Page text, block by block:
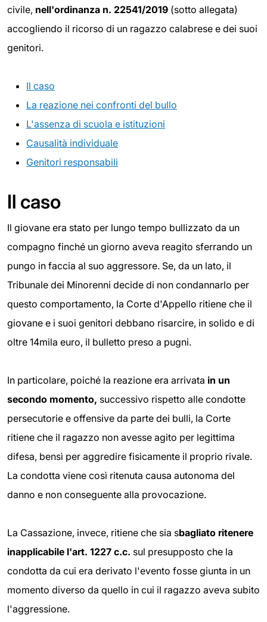
civile, nell'ordinanza n. 22541/2019 (sotto allegata)
accogliendo il ricorso di un ragazzo calabrese e dei suoi
genitori.
Il caso
La reazione nei confronti del bullo
L'assenza di scuola e istituzioni
Causalità individuale
Genitori responsabili
Il caso
Il giovane era stato per lungo tempo bullizzato da un
compagno finché un giorno aveva reagito sferrando un
pungo in faccia al suo aggressore. Se, da un lato, il
Tribunale dei Minorenni decide di non condannarlo per
questo comportamento, la Corte d'Appello ritiene che il
giovane e i suoi genitori debbano risarcire, in solido e di
oltre 14mila euro, il bulletto preso a pugni.
In particolare, poiché la reazione era arrivata in un
secondo momento, successivo rispetto alle condotte
persecutorie e offensive da parte dei bulli, la Corte
ritiene che il ragazzo non avesse agito per legittima
difesa, bensì per aggredire fisicamente il proprio rivale.
La condotta viene così ritenuta causa autonoma del
danno e non conseguente alla provocazione.
La Cassazione, invece, ritiene che sia sbagliato ritenere
inapplicabile l'art. 1227 c.c. sul presupposto che la
condotta da cui era derivato l'evento fosse giunta in un
momento diverso da quello in cui il ragazzo aveva subito
l'aggressione.